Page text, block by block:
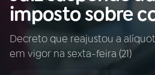
na
Rádio
Nacional
Buscar
AO VIVO
imposto sobre
Decreto que reajustou a
em vigor na sexta-feira (21)